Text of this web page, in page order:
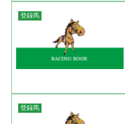
登録馬
登録馬